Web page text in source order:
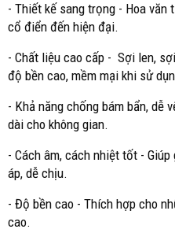
- Thiết kế sang trọng - Hoa văn
cổ điển đến hiện đại.
- Chất liệu cao cấp - Sợi len,
độ bền cao, mềm mại khi sử
- Khả năng chống bám bẩn, dễ
dài cho không gian.
- Cách âm, cách nhiệt tốt -
áp, dễ chịu.
- Độ bền cao - Thích hợp cho
cao.